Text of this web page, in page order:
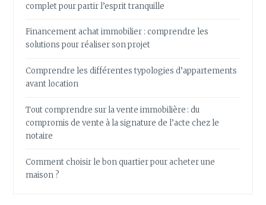
complet pour partir l’esprit tranquille
Financement achat immobilier : comprendre les
solutions pour réaliser son projet
Comprendre les différentes typologies d’appartements
avant location
Tout comprendre sur la vente immobilière : du
compromis de vente à la signature de l’acte chez le
notaire
Comment choisir le bon quartier pour acheter une
maison ?